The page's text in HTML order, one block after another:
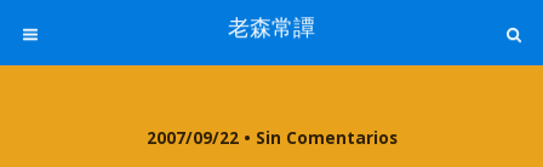
老森常譚
2007/09/22 • Sin Comentarios